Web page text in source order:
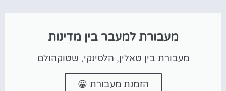
מעבורת למעבר בין מדינות
מעבורת בין טאלין, הלסינקי, שטוקהולם
הזמנת מעבורת 😀